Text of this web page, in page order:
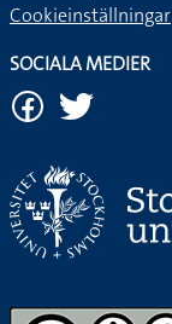
Cookieinställningar
SOCIALA MEDIER